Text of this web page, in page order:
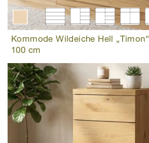
Kommode Wildeiche Hell „Timon“
100 cm